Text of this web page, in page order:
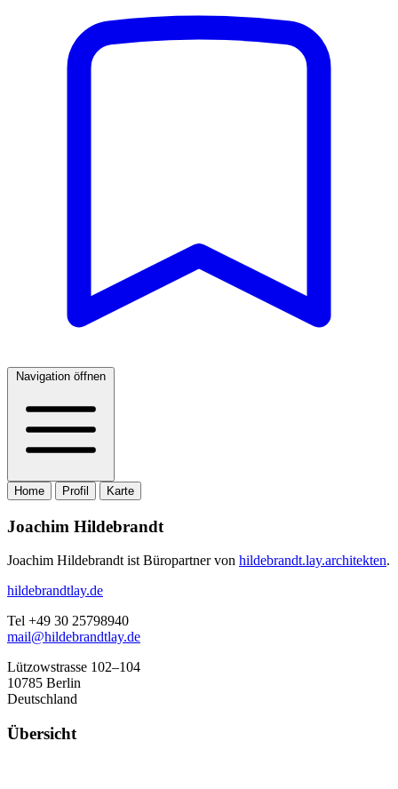
Navigation öffnen
Home Profil Karte
Joachim Hildebrandt
Joachim Hildebrandt ist Büropartner von hildebrandt.lay.architekten.
hildebrandtlay.de
Tel +49 30 25798940
mail@hildebrandtlay.de
Lützowstrasse 102–104
10785 Berlin
Deutschland
Übersicht